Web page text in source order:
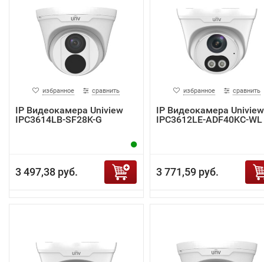
избранное сравнить
IP Видеокамера Uniview
IPC3614LB-SF28K-G
3 497,38 руб.
избранное сравнить
IP Видеокамера Uniview
IPC3612LE-ADF40KC-WL
3 771,59 руб.